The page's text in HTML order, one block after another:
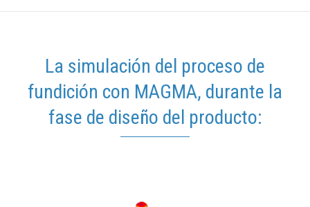
La simulación del proceso de
fundición con MAGMA, durante la
fase de diseño del producto: